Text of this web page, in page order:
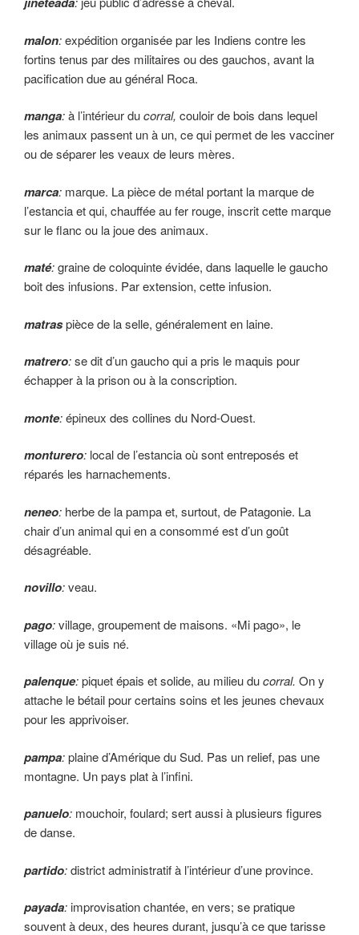
malon:expédition organisée par les Indiens contre les
fortins tenus par des militaires ou des gauchos, avant la
pacification due au général Roca.
manga:à l’intérieur ducorral, couloir de bois dans lequel
les animaux passent un à un, ce qui permet de les vacciner
ou de séparer les veaux de leurs mères.
marca: marque. La pièce de métal portant la marque de
l’estancia et qui, chauffée au fer rouge, inscrit cette marque
sur le flanc ou la joue des animaux.
maté:graine de coloquinte évidée, dans laquelle le gaucho
boit des infusions. Par extension, cette infusion.
matraspièce de la selle, généralement en laine.
matrero:se dit d’un gaucho qui a pris le maquis pour
échapper à la prison ou à la conscription.
monte:épineux des collines du Nord-Ouest.
monturero: local de l’estancia où sont entre­posés et
réparés les harnachements.
neneo: herbe de la pampa et, surtout, de Pata­gonie. La
chair d’un animal qui en a con­sommé est d’un goût
désagréable.
novillo:veau.
pago:village, groupement de maisons. «Mi pago», le
village où je suis né.
palenque:piquet épais et solide, au milieu ducorral. On y
attache le bétail pour certains soins et les jeunes chevaux
pour les appri­voiser.
pampa:plaine d’Amérique du Sud. Pas un relief, pas une
montagne. Un pays plat à l’infini.
panuelo: mouchoir, foulard; sert aussi à plusieurs figures
de danse.
partido:district administratif à l’intérieur d’une province.
payada: improvisation chantée, en vers; se pra­tique
souvent à deux, des heures durant, jusqu’à ce que tarisse